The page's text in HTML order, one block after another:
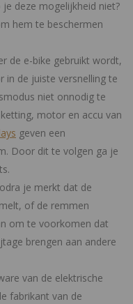
deze mogelijkheid niet?
hem te beschermen
de e-bike gebruikt wordt,
in de juiste versnelling te
niet onnodig te
motor en accu van
geven een
Door dit te volgen ga je
je merkt dat de
of de remmen
om te voorkomen dat
brengen aan andere
van de elektrische
fabrikant van de